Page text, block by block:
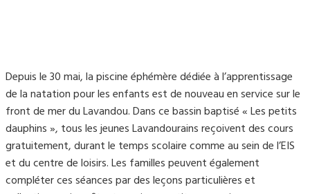
Depuis le 30 mai, la piscine éphémère dédiée à l’apprentissage
de la natation pour les enfants est de nouveau en service sur le
front de mer du Lavandou. Dans ce bassin baptisé « Les petits
dauphins », tous les jeunes Lavandourains reçoivent des cours
gratuitement, durant le temps scolaire comme au sein de l’EIS
et du centre de loisirs. Les familles peuvent également
compléter ces séances par des leçons particulières et